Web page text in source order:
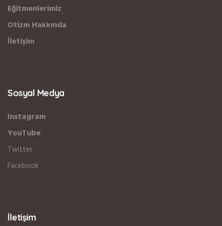
Eğitmenlerimiz
Otizm Hakkında
İletişim
Sosyal Medya
Instagram
YouTube
Twitter
Facebook
İletişim